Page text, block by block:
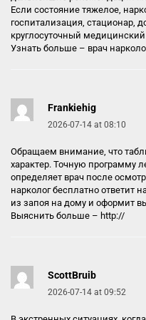
Если состояние тяжелое,
госпитализация, стационар,
круглосуточный
Узнать больше – врач
Frankiehig
2026-07-14 at 08:10
Обращаем внимание, что
характер. Точную программу
определяет врач после
нарколог бесплатно ответит
из запоя на дому и оформит
Выяснить больше – http://
ScottBruib
2026-07-14 at 09:52